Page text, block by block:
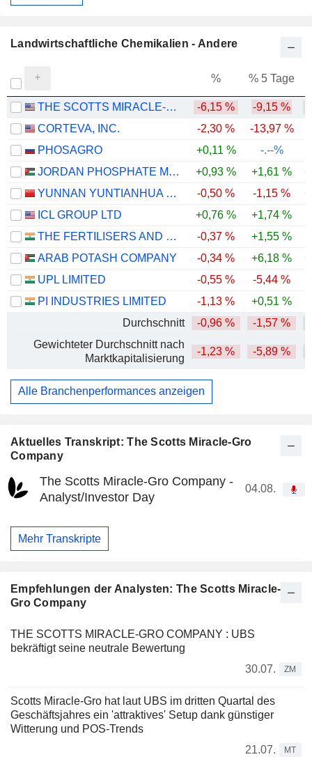
Aktuelles Transkript: The Scotts Miracle-Gro
Company
The Scotts Miracle-Gro Company -
Analyst/Investor Day
04.08.
Mehr Transkripte
Empfehlungen der Analysten: The Scotts Miracle-
Gro Company
THE SCOTTS MIRACLE-GRO COMPANY : UBS
bekräftigt seine neutrale Bewertung
30.07.
ZM
Scotts Miracle-Gro hat laut UBS im dritten Quartal des
Geschäftsjahres ein 'attraktives' Setup dank günstiger
Witterung und POS-Trends
21.07.
MT
Landwirtschaftliche Chemikalien - Andere
% % 5 Tage
THE SCOTTS MIRACLE-GRO COMPANY -6,15 % -9,15 %
CORTEVA, INC.
-2,30 % -13,97 %
PHOSAGRO
+0,11 %
-.--%
JORDAN PHOSPHATE MINES CO. PLC
+0,93 % +1,61 %
YUNNAN YUNTIANHUA CO., LTD.
-0,50 % -1,15 %
ICL GROUP LTD
+0,76 % +1,74 %
THE FERTILISERS AND CHEMICALS TRAVANCORE LIMITED
-0,37 % +1,55 %
ARAB POTASH COMPANY
-0,34 % +6,18 %
UPL LIMITED
-0,55 % -5,44 %
PI INDUSTRIES LIMITED
-1,13 % +0,51 %
Durchschnitt
-0,96 % -1,57 %
Gewichteter Durchschnitt nach
Marktkapitalisierung
-1,23 % -5,89 %
Alle Branchenperformances anzeigen